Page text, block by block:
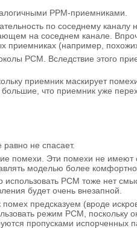
PPM-приемниками.
по соседнему
на соседнем канале.
приемниках (например,
PCM. Вследствие этого
приемник маскирует
что приемник уже
не спасает.
помехи. Эти помехи не имеют
моделью более комфортно.
использовать PCM тоже нет
будет очень внезапной.
предсказуем (вроде
режим РСМ, поскольку
пропусками испорченных